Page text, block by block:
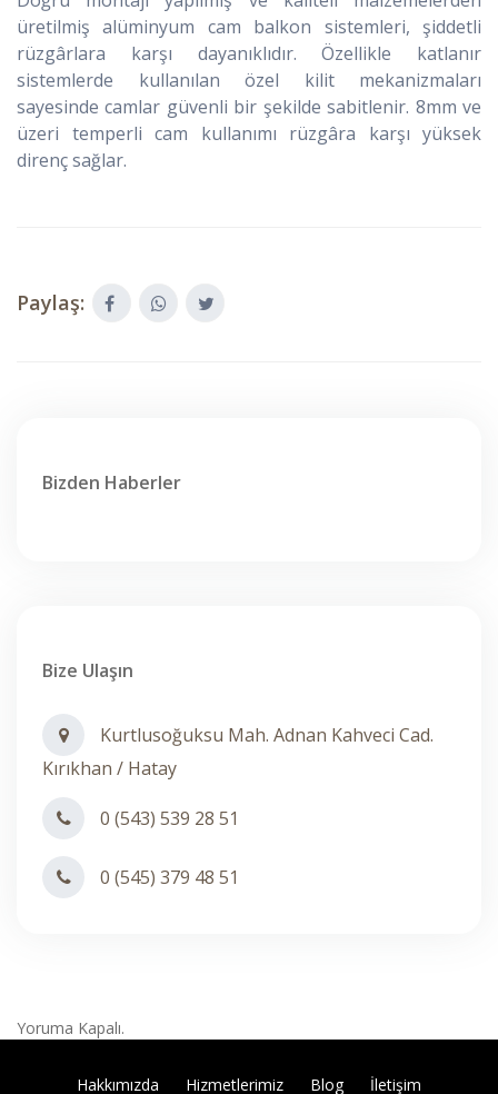
üretilmiş alüminyum cam balkon sistemleri, şiddetli
rüzgârlara karşı dayanıklıdır. Özellikle katlanır
sistemlerde kullanılan özel kilit mekanizmaları
sayesinde camlar güvenli bir şekilde sabitlenir. 8mm ve
üzeri temperli cam kullanımı rüzgâra karşı yüksek
direnç sağlar.
Paylaş:
Bizden Haberler
Bize Ulaşın
Kurtlusoğuksu Mah. Adnan Kahveci Cad.
Kırıkhan / Hatay
0 (543) 539 28 51
0 (545) 379 48 51
Yoruma Kapalı.
Hakkımızda Hizmetlerimiz Blog İletişim